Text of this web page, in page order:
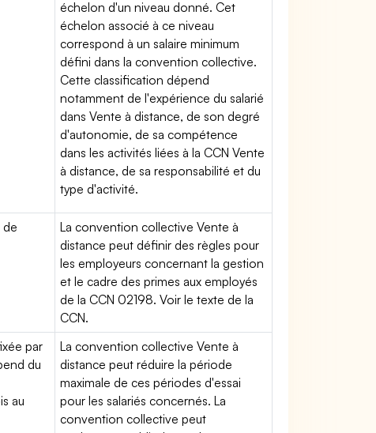
échelon d'un niveau donné. Cet
échelon associé à ce niveau
correspond à un salaire minimum
défini dans la convention collective.
Cette classification dépend
notamment de l'expérience du salarié
dans Vente à distance, de son degré
d'autonomie, de sa compétence
dans les activités liées à la CCN Vente
à distance, de sa responsabilité et du
type d'activité.
de
La convention collective Vente à
distance peut définir des règles pour
les employeurs concernant la gestion
et le cadre des primes aux employés
de la CCN 02198. Voir le texte de la
CCN.
par
du
au
La convention collective Vente à
distance peut réduire la période
maximale de ces périodes d'essai
pour les salariés concernés. La
convention collective peut